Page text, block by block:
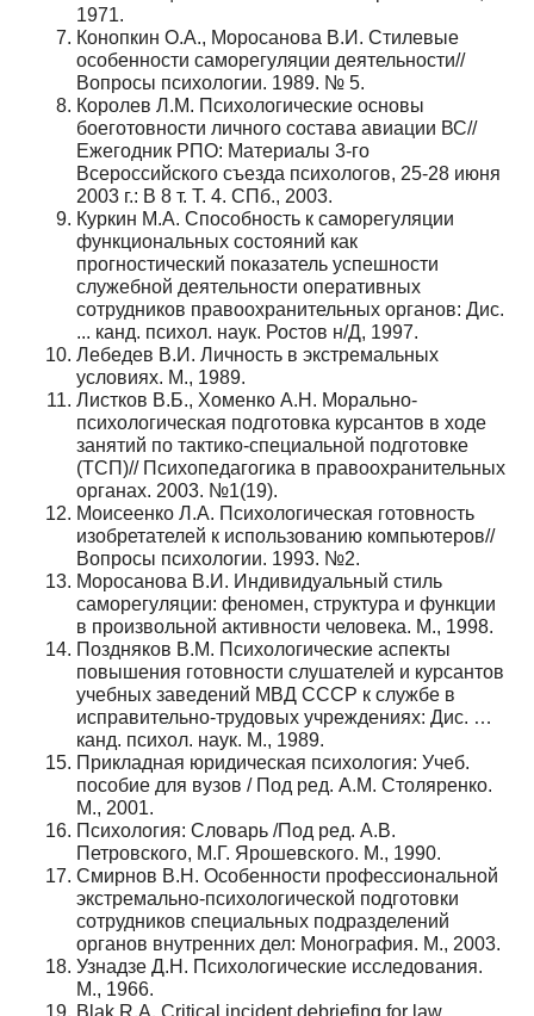
1971.
Конопкин О.А., Моросанова В.И. Стилевые
особенности саморегуляции деятельности//
Вопросы психологии. 1989. № 5.
Королев Л.М. Психологические основы
боеготовности личного состава авиации ВС//
Ежегодник РПО: Материалы 3-го
Всероссийского съезда психологов, 25-28 июня
2003 г.: В 8 т. Т. 4. СПб., 2003.
Куркин М.А. Способность к саморегуляции
функциональных состояний как
прогностический показатель успешности
служебной деятельности оперативных
сотрудников правоохранительных органов: Дис.
... канд. психол. наук. Ростов н/Д, 1997.
Лебедев В.И. Личность в экстремальных
условиях. М., 1989.
Листков В.Б., Хоменко А.Н. Морально-
психологическая подготовка курсантов в ходе
занятий по тактико-специальной подготовке
(ТСП)// Психопедагогика в правоохранительных
органах. 2003. №1(19).
Моисеенко Л.А. Психологическая готовность
изобретателей к использованию компьютеров//
Вопросы психологии. 1993. №2.
Моросанова В.И. Индивидуальный стиль
саморегуляции: феномен, структура и функции
в произвольной активности человека. М., 1998.
Поздняков В.М. Психологические аспекты
повышения готовности слушателей и курсантов
учебных заведений МВД СССР к службе в
исправительно-трудовых учреждениях: Дис. …
канд. психол. наук. М., 1989.
Прикладная юридическая психология: Учеб.
пособие для вузов / Под ред. А.М. Столяренко.
М., 2001.
Психология: Словарь /Под ред. А.В.
Петровского, М.Г. Ярошевского. М., 1990.
Смирнов В.Н. Особенности профессиональной
экстремально-психологической подготовки
сотрудников специальных подразделений
органов внутренних дел: Монография. М., 2003.
Узнадзе Д.Н. Психологические исследования.
М., 1966.
Blak R.A. Critical incident debriefing for law